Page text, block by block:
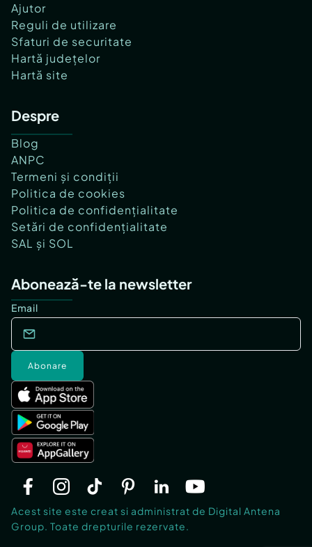
Ajutor
Reguli de utilizare
Sfaturi de securitate
Hartă județelor
Hartă site
Despre
Blog
ANPC
Termeni și condiții
Politica de cookies
Politica de confidențialitate
Setări de confidențialitate
SAL și SOL
Abonează-te la newsletter
Email
Abonare
Acest site este creat si administrat de Digital Antena
Group. Toate drepturile rezervate.